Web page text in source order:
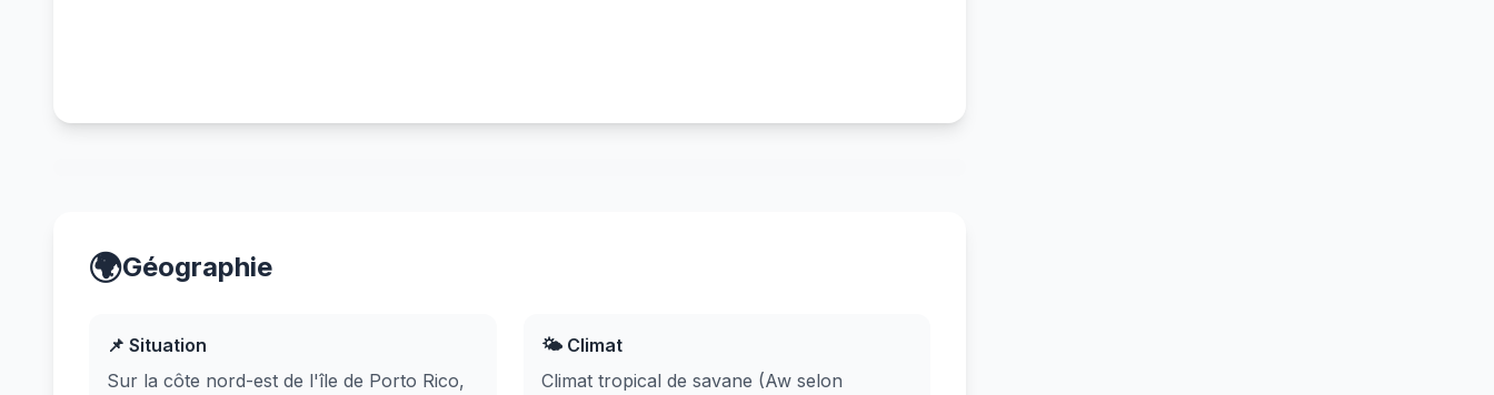
🌍Géographie
📌 Situation
Sur la côte nord-est de l'île de Porto Rico,
🌤️ Climat
Climat tropical de savane (Aw selon